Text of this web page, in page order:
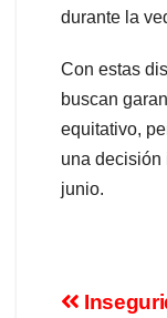
durante la
Con estas
buscan
equitativo,
una decisión
junio.